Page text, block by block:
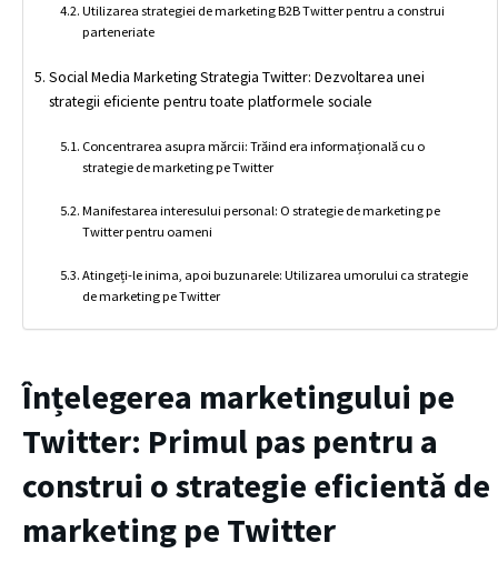
Utilizarea strategiei de marketing B2B Twitter pentru a construi
parteneriate
Social Media Marketing Strategia Twitter: Dezvoltarea unei
strategii eficiente pentru toate platformele sociale
Concentrarea asupra mărcii: Trăind era informațională cu o
strategie de marketing pe Twitter
Manifestarea interesului personal: O strategie de marketing pe
Twitter pentru oameni
Atingeți-le inima, apoi buzunarele: Utilizarea umorului ca strategie
de marketing pe Twitter
Înțelegerea marketingului pe
Twitter: Primul pas pentru a
construi o strategie eficientă de
marketing pe Twitter